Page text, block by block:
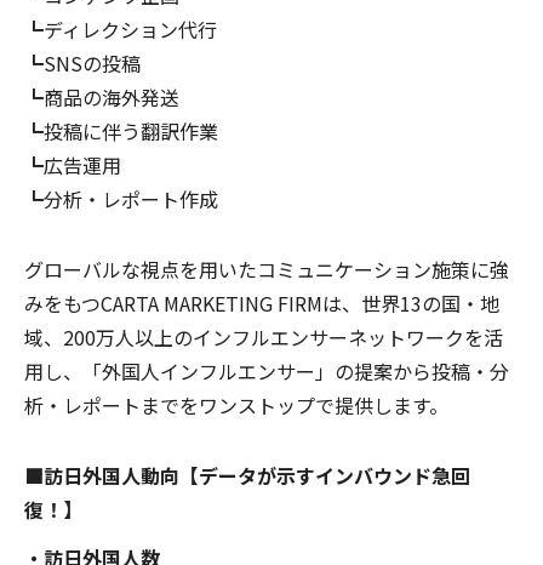
┗ディレクション代行
┗SNSの投稿
┗商品の海外発送
┗投稿に伴う翻訳作業
┗広告運用
┗分析・レポート作成
グローバルな視点を用いたコミュニケーション施策に強
みをもつCARTA MARKETING FIRMは、世界13の国・地
域、200万人以上のインフルエンサーネットワークを活
用し、「外国人インフルエンサー」の提案から投稿・分
析・レポートまでをワンストップで提供します。
■訪日外国人動向【データが示すインバウンド急回
復！】
・訪日外国人数